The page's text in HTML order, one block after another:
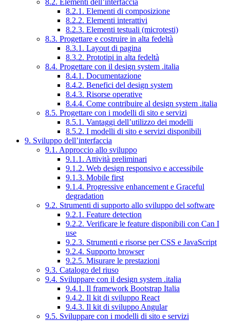
8.2. Elementi dell’interfaccia
8.2.1. Elementi di composizione
8.2.2. Elementi interattivi
8.2.3. Elementi testuali (microtesti)
8.3. Progettare e costruire in alta fedeltà
8.3.1. Layout di pagina
8.3.2. Prototipi in alta fedeltà
8.4. Progettare con il design system .italia
8.4.1. Documentazione
8.4.2. Benefici del design system
8.4.3. Risorse operative
8.4.4. Come contribuire al design system .italia
8.5. Progettare con i modelli di sito e servizi
8.5.1. Vantaggi dell’utilizzo dei modelli
8.5.2. I modelli di sito e servizi disponibili
9. Sviluppo dell’interfaccia
9.1. Approccio allo sviluppo
9.1.1. Attività preliminari
9.1.2. Web design responsivo e accessibile
9.1.3. Mobile first
9.1.4. Progressive enhancement e Graceful
degradation
9.2. Strumenti di supporto allo sviluppo del software
9.2.1. Feature detection
9.2.2. Verificare le feature disponibili con Can I
use
9.2.3. Strumenti e risorse per CSS e JavaScript
9.2.4. Supporto browser
9.2.5. Misurare le prestazioni
9.3. Catalogo del riuso
9.4. Sviluppare con il design system .italia
9.4.1. Il framework Bootstrap Italia
9.4.2. Il kit di sviluppo React
9.4.3. Il kit di sviluppo Angular
9.5. Sviluppare con i modelli di sito e servizi